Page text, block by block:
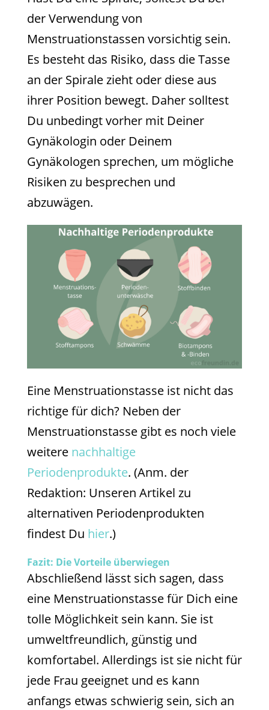
der Verwendung von
Menstruationstassen vorsichtig sein.
Es besteht das Risiko, dass die Tasse
an der Spirale zieht oder diese aus
ihrer Position bewegt. Daher solltest
Du unbedingt vorher mit Deiner
Gynäkologin oder Deinem
Gynäkologen sprechen, um mögliche
Risiken zu besprechen und
abzuwägen.
Eine Menstruationstasse ist nicht das
richtige für dich? Neben der
Menstruationstasse gibt es noch viele
weitere nachhaltige
Periodenprodukte. (Anm. der
Redaktion: Unseren Artikel zu
alternativen Periodenprodukten
findest Du hier.)
Fazit: Die Vorteile überwiegen
Abschließend lässt sich sagen, dass
eine Menstruationstasse für Dich eine
tolle Möglichkeit sein kann. Sie ist
umweltfreundlich, günstig und
komfortabel. Allerdings ist sie nicht für
jede Frau geeignet und es kann
anfangs etwas schwierig sein, sich an